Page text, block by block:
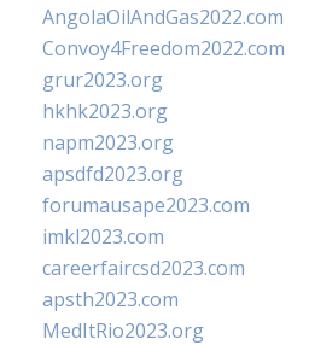
AngolaOilAndGas2022.com
Convoy4Freedom2022.com
grur2023.org
hkhk2023.org
napm2023.org
apsdfd2023.org
forumausape2023.com
imkl2023.com
careerfaircsd2023.com
apsth2023.com
MedItRio2023.org